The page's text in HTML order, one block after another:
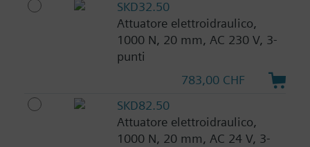
SKD32.50
Attuatore elettroidraulico,
1000 N, 20 mm, AC 230 V, 3-
punti
783,00 CHF
SKD82.50
Attuatore elettroidraulico,
1000 N, 20 mm, AC 24 V, 3-